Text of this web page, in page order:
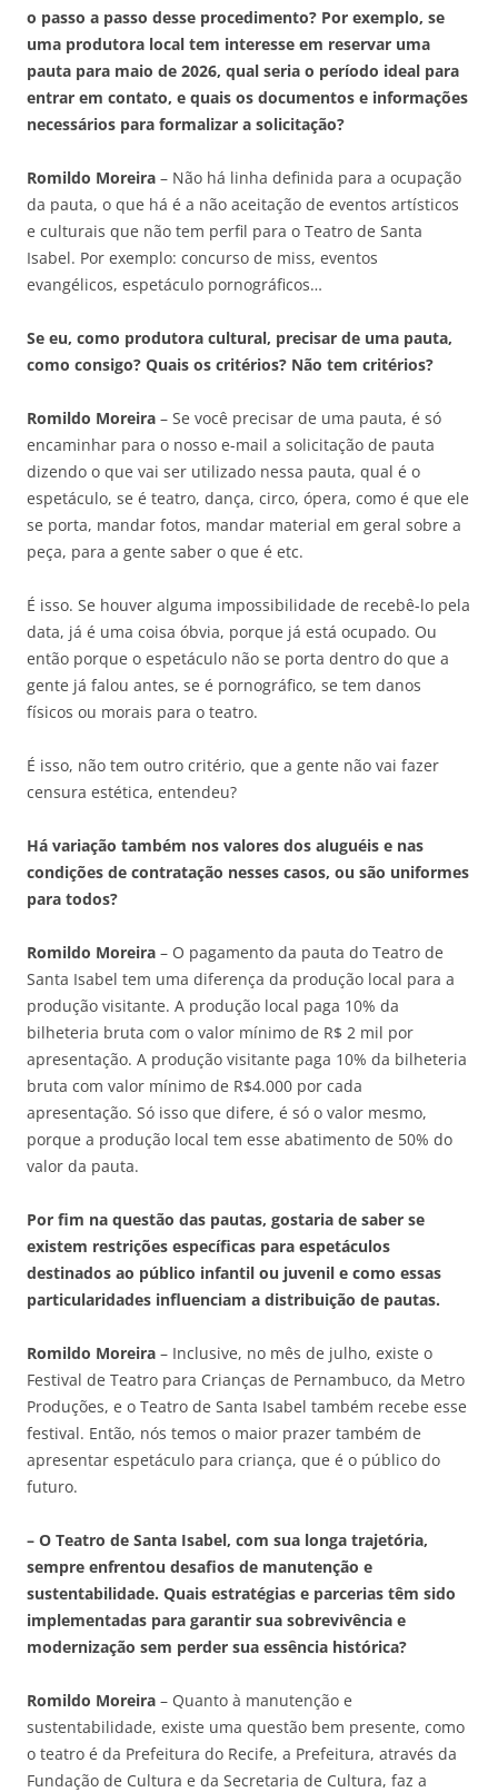
o passo a passo desse procedimento? Por exemplo, se
uma produtora local tem interesse em reservar uma
pauta para maio de 2026, qual seria o período ideal para
entrar em contato, e quais os documentos e informações
necessários para formalizar a solicitação?
Romildo Moreira – Não há linha definida para a ocupação
da pauta, o que há é a não aceitação de eventos artísticos
e culturais que não tem perfil para o Teatro de Santa
Isabel. Por exemplo: concurso de miss, eventos
evangélicos, espetáculo pornográficos…
Se eu, como produtora cultural, precisar de uma pauta,
como consigo? Quais os critérios? Não tem critérios?
Romildo Moreira – Se você precisar de uma pauta, é só
encaminhar para o nosso e-mail a solicitação de pauta
dizendo o que vai ser utilizado nessa pauta, qual é o
espetáculo, se é teatro, dança, circo, ópera, como é que ele
se porta, mandar fotos, mandar material em geral sobre a
peça, para a gente saber o que é etc.
É isso. Se houver alguma impossibilidade de recebê-lo pela
data, já é uma coisa óbvia, porque já está ocupado. Ou
então porque o espetáculo não se porta dentro do que a
gente já falou antes, se é pornográfico, se tem danos
físicos ou morais para o teatro.
É isso, não tem outro critério, que a gente não vai fazer
censura estética, entendeu?
Há variação também nos valores dos aluguéis e nas
condições de contratação nesses casos, ou são uniformes
para todos?
Romildo Moreira – O pagamento da pauta do Teatro de
Santa Isabel tem uma diferença da produção local para a
produção visitante. A produção local paga 10% da
bilheteria bruta com o valor mínimo de R$ 2 mil por
apresentação. A produção visitante paga 10% da bilheteria
bruta com valor mínimo de R$4.000 por cada
apresentação. Só isso que difere, é só o valor mesmo,
porque a produção local tem esse abatimento de 50% do
valor da pauta.
Por fim na questão das pautas, gostaria de saber se
existem restrições específicas para espetáculos
destinados ao público infantil ou juvenil e como essas
particularidades influenciam a distribuição de pautas.
Romildo Moreira – Inclusive, no mês de julho, existe o
Festival de Teatro para Crianças de Pernambuco, da Metro
Produções, e o Teatro de Santa Isabel também recebe esse
festival. Então, nós temos o maior prazer também de
apresentar espetáculo para criança, que é o público do
futuro.
– O Teatro de Santa Isabel, com sua longa trajetória,
sempre enfrentou desafios de manutenção e
sustentabilidade. Quais estratégias e parcerias têm sido
implementadas para garantir sua sobrevivência e
modernização sem perder sua essência histórica?
Romildo Moreira – Quanto à manutenção e
sustentabilidade, existe uma questão bem presente, como
o teatro é da Prefeitura do Recife, a Prefeitura, através da
Fundação de Cultura e da Secretaria de Cultura, faz a